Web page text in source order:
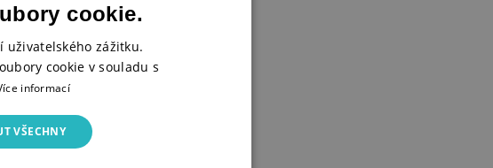
cookie.
uživatelského zážitku.
cookie v souladu s
informací
VŠECHNY